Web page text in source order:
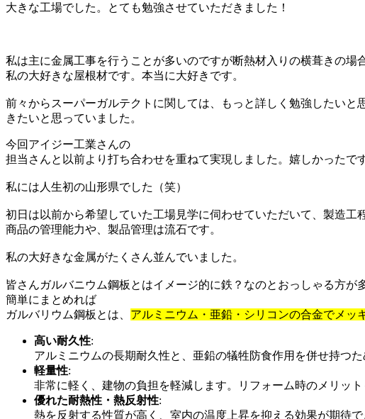
大きな工場でした。とても勉強させていただきました！
私は主に金属工事を行うことが多いのですが断熱材入りの横葺きの場
私の大好きな屋根材です。本当に大好きです。
前々からスーパーガルテクトに関しては、もっと詳しく勉強したい
きたいと思っていました。
今回アイジー工業さんの
担当さんと以前より打ち合わせを重ねて実現しました。嬉しかったです
私には人生初の山形県でした（笑）
初日は以前から希望していた工場見学に伺わせていただいて、製造工
商品の管理能力や、製品管理は流石です。
私の大好きな金属がたくさん並んでいました。
皆さんガルバニウム鋼板とはイメージ的に鉄？なのとおっしゃる方が
簡単にまとめれば
ガルバリウム鋼板とは、 アルミニウム・亜鉛・シリコンの合金でメッ
高い耐久性:
アルミニウムの長期耐久性と、亜鉛の犠牲防食作用を併せ持つた
軽量性:
非常に軽く、建物の負担を軽減します。
リフォーム時のメリット
優れた耐熱性・熱反射性:
熱を反射する性質が高く、室内の温度上昇を抑える効果が期待で